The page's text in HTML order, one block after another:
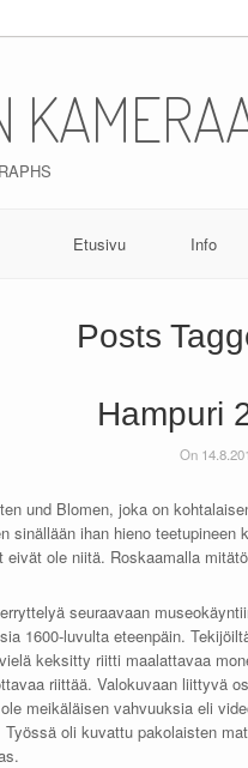
Etusivu Info
Posts
Hampuri
On
und Blomen, joka on
sinällään ihan hieno
ole niitä. Roskaamalla
seuraavaan
1600-luvulta eteenpäin.
keksitty riitti maalattavaa
riittää. Valokuvaan liittyvä
meikäläisen vahvuuksia eli
oli kuvattu pakolaisten